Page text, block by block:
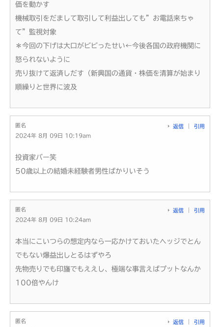
価を動かす
機械取引をだまして取引して利益出しても”お電話来ちゃ
て”監視対象
＊今回の下げは大口がビビったせい←今後各国の政府機関に
怒られないように
売り抜けて返済しだす（新興国の通貨・株価を清算が始まり
順繰りと世界に波及
匿名
2024年 8月 09日 10:19am
返信 引用
投資家バー笑
50歳以上の結婚未経験者男性ばかりいそう
匿名
2024年 8月 09日 10:24am
返信 引用
本当にこいつらの想定内なら一応かけておいたヘッジでとん
でもない爆益出しとるはずやろ
先物売りでも印旛でもええし、極端な事言えばプットなんか
100倍やんけ
匿名
返信 引用